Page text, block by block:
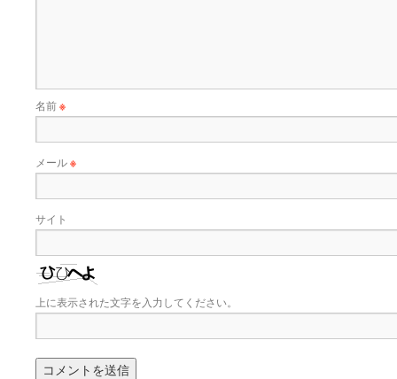
名前※
メール※
サイト
上に表示された文字を入力してください。